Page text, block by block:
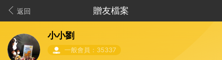
返回 贈友檔案
小小劉
一般會員：35337